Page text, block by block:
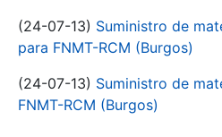
(24-07-13) Suministro de
para FNMT-RCM (Burgos)
(24-07-13) Suministro de
FNMT-RCM (Burgos)